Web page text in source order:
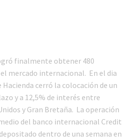
finalmente obtener 480
mercado internacional. En el dia
cerró la colocación de un
y a 12,5% de interés entre
y Gran Bretaña. La operación
del banco internacional Credit
dentro de una semana en